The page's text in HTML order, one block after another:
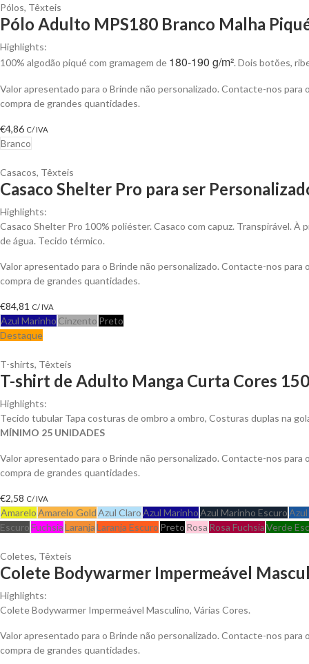
Pólos, Têxteis
Pólo Adulto MPS180 Branco Malha
Highlights:
100% algodão piqué com gramagem de 180-190 g/m². Dois botões,
Valor apresentado para o Brinde não personalizado. Contacte-nos para
compra de grandes quantidades.
€4,86 C/ IVA
Branco
Casacos, Têxteis
Casaco Shelter Pro para ser
Highlights:
Casaco Shelter Pro 100% poliéster. Casaco com capuz. Transpirável. À
de água. Tecido térmico.
Valor apresentado para o Brinde não personalizado. Contacte-nos para
compra de grandes quantidades.
€84,81 C/ IVA
Azul Marinho Cinzento Preto
Destaque
T-shirts, Têxteis
T-shirt de Adulto Manga Curta Cores
Highlights:
Tecido tubular Tapa costuras de ombro a ombro, Costuras duplas na
MÍNIMO 25 UNIDADES
Valor apresentado para o Brinde não personalizado. Contacte-nos para
compra de grandes quantidades.
€2,58 C/ IVA
AmareloAmarelo GoldAzul ClaroAzul MarinhoAzul Marinho Escuro
EscuroFuchsiaLaranjaLaranja Escuro Preto Rosa Rosa FuchsiaVerde
Coletes, Têxteis
Colete Bodywarmer Impermeável
Highlights:
Colete Bodywarmer Impermeável Masculino, Várias Cores.
Valor apresentado para o Brinde não personalizado. Contacte-nos para
compra de grandes quantidades.